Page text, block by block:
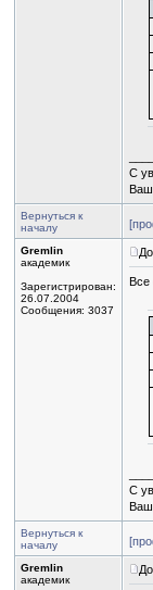
С
Ваш
Вернуться к
началу
Gremlin
академик
Зарегистрирован:
26.07.2004
Сообщения: 3037
Все
С
Ваш
Вернуться к
началу
Gremlin
академик